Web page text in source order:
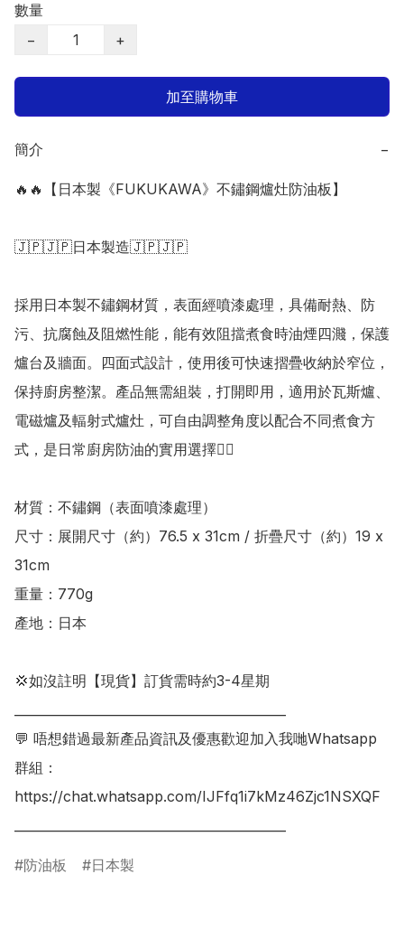
數量
−
+
加至購物車
簡介 −
🔥🔥【日本製《FUKUKAWA》不鏽鋼爐灶防油板】
🇯🇵🇯🇵日本製造🇯🇵🇯🇵
採用日本製不鏽鋼材質，表面經噴漆處理，具備耐熱、防
污、抗腐蝕及阻燃性能，能有效阻擋煮食時油煙四濺，保護
爐台及牆面。四面式設計，使用後可快速摺疊收納於窄位，
保持廚房整潔。產品無需組裝，打開即用，適用於瓦斯爐、
電磁爐及輻射式爐灶，可自由調整角度以配合不同煮食方
式，是日常廚房防油的實用選擇👍🏻
材質：不鏽鋼（表面噴漆處理）
尺寸：展開尺寸（約）76.5 x 31cm / 折疊尺寸（約）19 x
31cm
重量：770g
產地：日本
💢如沒註明【現貨】訂貨需時約3-4星期
💬 唔想錯過最新產品資訊及優惠歡迎加入我哋Whatsapp
群組：
https://chat.whatsapp.com/IJFfq1i7kMz46Zjc1NSXQF
防油板 日本製